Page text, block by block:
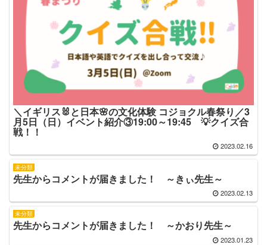
＼イギリス🐰と日本🌸の文化体験 コジョクル春祭り／3
月5日（日）イベント紹介③19:00～19:45 💡クイズ合
戦！！
2023.02.16
未分類
先生からコメントが届きました！ ～きぃ先生～
2023.02.13
未分類
先生からコメントが届きました！ ～かおり先生～
2023.01.23